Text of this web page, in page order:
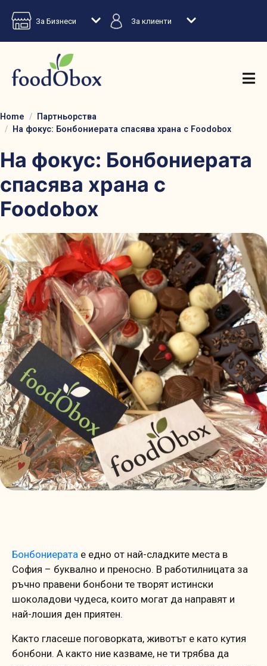
За Бизнеси За клиенти
Home
Партньорства
На фокус: Бонбониерата спасява храна с Foodobox
На фокус: Бонбониерата
спасява храна с
Foodobox
Бонбониерата е едно от най-сладките места в
София – буквално и преносно. В работилницата за
ръчно правени бонбони те творят истински
шоколадови чудеса, които могат да направят и
най-лошия ден приятен.
Както гласеше поговорката, животът е като кутия
бонбони. А както ние казваме, не ти трябва да